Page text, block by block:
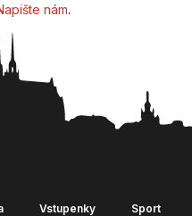
nám.
Vstupenky Sport